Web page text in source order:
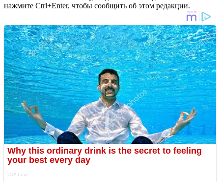
нажмите Ctrl+Enter, чтобы сообщить об этом редакции.